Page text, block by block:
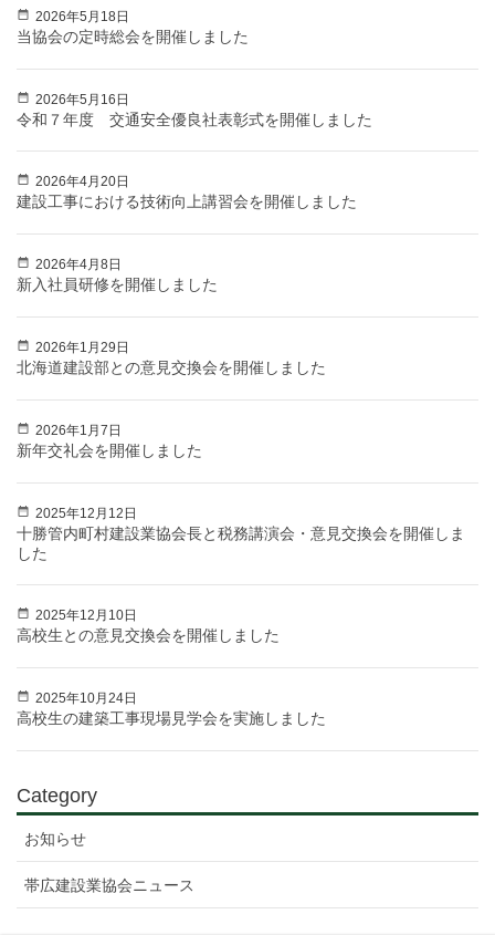
2026年5月18日
当協会の定時総会を開催しました
2026年5月16日
令和７年度 交通安全優良社表彰式を開催しました
2026年4月20日
建設工事における技術向上講習会を開催しました
2026年4月8日
新入社員研修を開催しました
2026年1月29日
北海道建設部との意見交換会を開催しました
2026年1月7日
新年交礼会を開催しました
2025年12月12日
十勝管内町村建設業協会長と税務講演会・意見交換会を開催しま
した
2025年12月10日
高校生との意見交換会を開催しました
2025年10月24日
高校生の建築工事現場見学会を実施しました
Category
お知らせ
帯広建設業協会ニュース